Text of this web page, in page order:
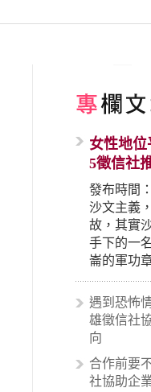
女性地位
5徵信社
發布時間
沙文主義
故，其實
手下的一
崙的軍功
事蹟和政
的狀況，
暗指偏見
向的人，
國家的人
在種族歧
遇到恐怖
雄徵信社
向
合作前要
社協助企